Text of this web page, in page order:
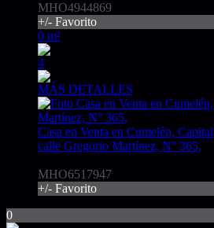
MHO4944869
+/- Favorito
0 m²
4
MÁS DETALLES
Casa en Venta en Cumelén, Capital
calle Gregorio Martínez, N° 365,
MHO6517947
+/- Favorito
0